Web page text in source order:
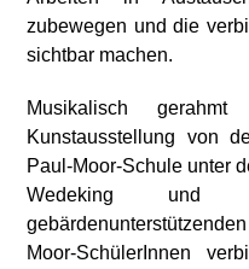
zubewegen und die
sichtbar machen.
Musikalisch
Kunstausstellung von
Paul-Moor-Schule unter
Wedeking und
Moor-SchülerInnen